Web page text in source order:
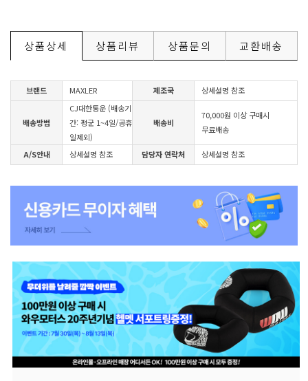
상품상세 상품리뷰 상품문의 교환배송
브랜드 MAXLER 제조국 상세설명 참조
배송방법
CJ대한통운 (배송기
간: 평균 1~4일/공휴
일제외)
배송비
70,000원 이상 구매시
무료배송
A/S안내 상세설명 참조 담당자 연락처 상세설명 참조